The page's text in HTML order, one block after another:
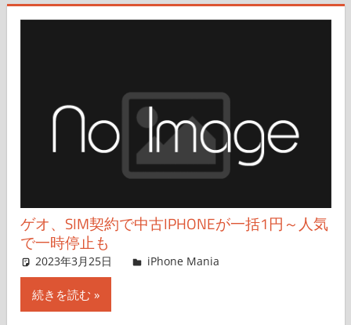
ゲオ、SIM契約で中古IPHONEが一括1円～人気
で一時停止も
2023年3月25日 iPhone Mania
iPhone Mania
続きを読む